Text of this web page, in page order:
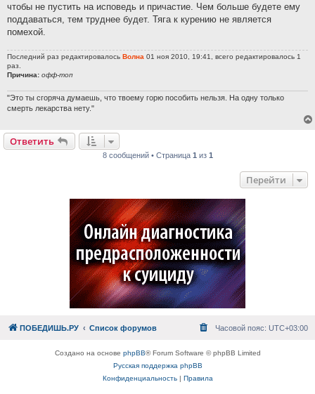
чтобы не пустить на исповедь и причастие. Чем больше будете ему
поддаваться, тем труднее будет. Тяга к курению не является
помехой.
Последний раз редактировалось Волна 01 ноя 2010, 19:41, всего редактировалось 1
раз.
Причина: офф-топ
"Это ты сгоряча думаешь, что твоему горю пособить нельзя. На одну только
смерть лекарства нету."
Ответить
8 сообщений • Страница 1 из 1
Перейти
ПОБЕДИШЬ.РУ Список форумов Часовой пояс: UTC+03:00
Создано на основе phpBB® Forum Software © phpBB Limited
Русская поддержка phpBB
Конфиденциальность| Правила